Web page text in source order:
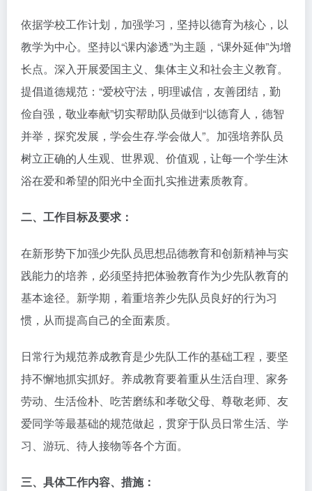
依据学校工作计划，加强学习，坚持以德育为核心，以
教学为中心。坚持以“课内渗透”为主题，“课外延伸”为增
长点。深入开展爱国主义、集体主义和社会主义教育。
提倡道德规范：“爱校守法，明理诚信，友善团结，勤
俭自强，敬业奉献”切实帮助队员做到“以德育人，德智
并举，探究发展，学会生存.学会做人”。加强培养队员
树立正确的人生观、世界观、价值观，让每一个学生沐
浴在爱和希望的阳光中全面扎实推进素质教育。
二、工作目标及要求：
在新形势下加强少先队员思想品德教育和创新精神与实
践能力的培养，必须坚持把体验教育作为少先队教育的
基本途径。新学期，着重培养少先队员良好的行为习
惯，从而提高自己的全面素质。
日常行为规范养成教育是少先队工作的基础工程，要坚
持不懈地抓实抓好。养成教育要着重从生活自理、家务
劳动、生活俭朴、吃苦磨练和孝敬父母、尊敬老师、友
爱同学等最基础的规范做起，贯穿于队员日常生活、学
习、游玩、待人接物等各个方面。
三、具体工作内容、措施：